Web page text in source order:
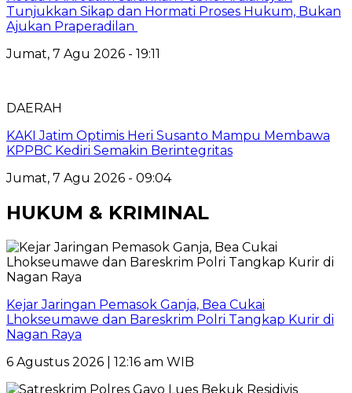
Tunjukkan Sikap dan Hormati Proses Hukum, Bukan
Ajukan Praperadilan
Jumat, 7 Agu 2026 - 19:11
DAERAH
KAKI Jatim Optimis Heri Susanto Mampu Membawa
KPPBC Kediri Semakin Berintegritas
Jumat, 7 Agu 2026 - 09:04
HUKUM & KRIMINAL
Kejar Jaringan Pemasok Ganja, Bea Cukai
Lhokseumawe dan Bareskrim Polri Tangkap Kurir di
Nagan Raya
6 Agustus 2026 | 12:16 am WIB